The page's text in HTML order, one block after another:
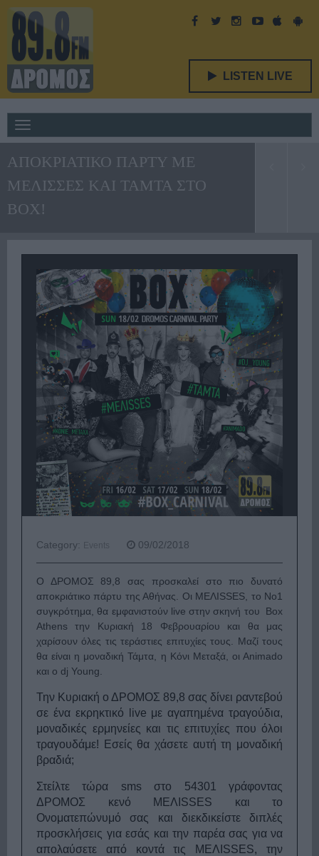
LISTEN LIVE
navigation
ΑΠΟΚΡΙΑΤΙΚΟ ΠΑΡΤΥ ΜΕ
ΜΕΛΙΣΣΕΣ ΚΑΙ ΤΑΜΤΑ ΣΤΟ
BOX!
Category: 09/02/2018
Ο ΔΡΟΜΟΣ 89,8 σας προσκαλεί στο πιο δυνατό
αποκριάτικο πάρτυ της Αθήνας. Οι ΜEΛISSES, το No1
συγκρότημα, θα εμφανιστούν live στην σκηνή του Box
Athens την Κυριακή 18 Φεβρουαρίου και θα μας
χαρίσουν όλες τις τεράστιες επιτυχίες τους. Μαζί τους
θα είναι η μοναδική Τάμτα, η Κόνι Μεταξά, οι Αnimado
και ο dj Young.
Την Κυριακή ο ΔΡΟΜΟΣ 89,8 σας δίνει ραντεβού
σε ένα εκρηκτικό live με αγαπημένα τραγούδια,
μοναδικές ερμηνείες και τις επιτυχίες που όλοι
τραγουδάμε! Εσείς θα χάσετε αυτή τη μοναδική
βραδιά;
Στείλτε τώρα sms στο 54301 γράφοντας
ΔΡΟΜΟΣ κενό
MEΛISSES και το
Ονοματεπώνυμό σας και διεκδικείστε διπλές
προσκλήσεις για εσάς και την παρέα σας για να
απολαύσετε από κοντά τις Μ EΛISSES, την